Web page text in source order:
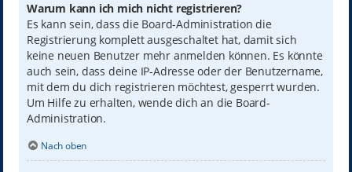
Warum kann ich mich nicht registrieren?
Es kann sein, dass die Board-Administration die
Registrierung komplett ausgeschaltet hat, damit sich
keine neuen Benutzer mehr anmelden können. Es könnte
auch sein, dass deine IP-Adresse oder der Benutzername,
mit dem du dich registrieren möchtest, gesperrt wurden.
Um Hilfe zu erhalten, wende dich an die Board-
Administration.
Nach oben